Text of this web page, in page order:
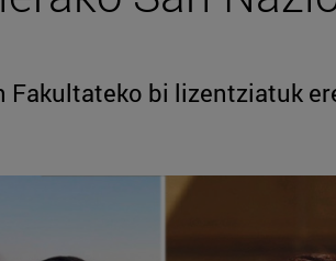
Fakultateko bi lizentziatuk